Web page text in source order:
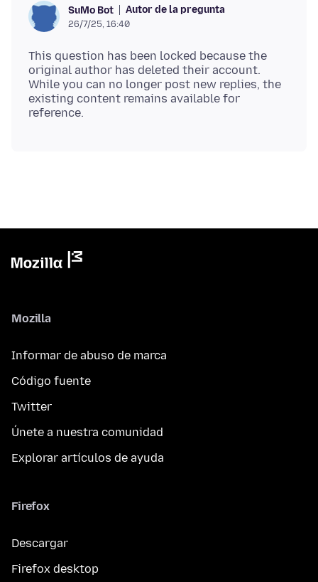
SuMo Bot Autor de la pregunta
26/7/25, 16:40
This question has been locked because the
original author has deleted their account.
While you can no longer post new replies, the
existing content remains available for
Mozilla
Informar de abuso de marca
Código fuente
Twitter
Únete a nuestra comunidad
Explorar artículos de ayuda
Firefox
Descargar
Firefox desktop